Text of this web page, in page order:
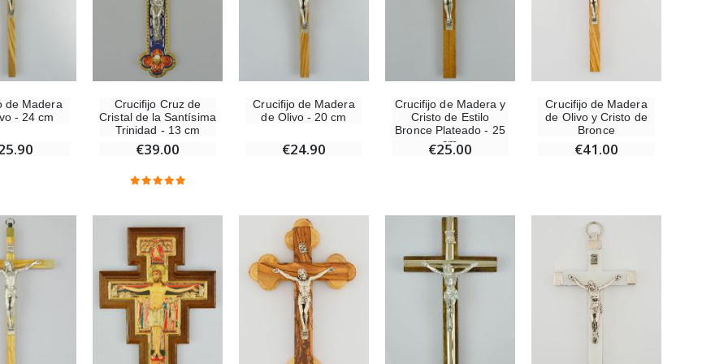
de Madera
- 24 cm
Crucifijo Cruz de
Cristal de la Santísima
Trinidad - 13 cm
€39.00
Crucifijo de Madera
de Olivo - 20 cm
€24.90
Crucifijo de Madera y
Cristo de Estilo
Bronce Plateado - 25
cm
€25.00
Crucifijo de Madera
de Olivo y Cristo de
Bronce
€41.00
€2.50
Rosario de Lourdes Madera
€5.00
€23.00
€67.50
Aceite de unción
Vela de Novena para Sanación - 17,5 cm
6 Velas de Oración Color Blanco
€2.50
€5.00
€23.00
€59.90